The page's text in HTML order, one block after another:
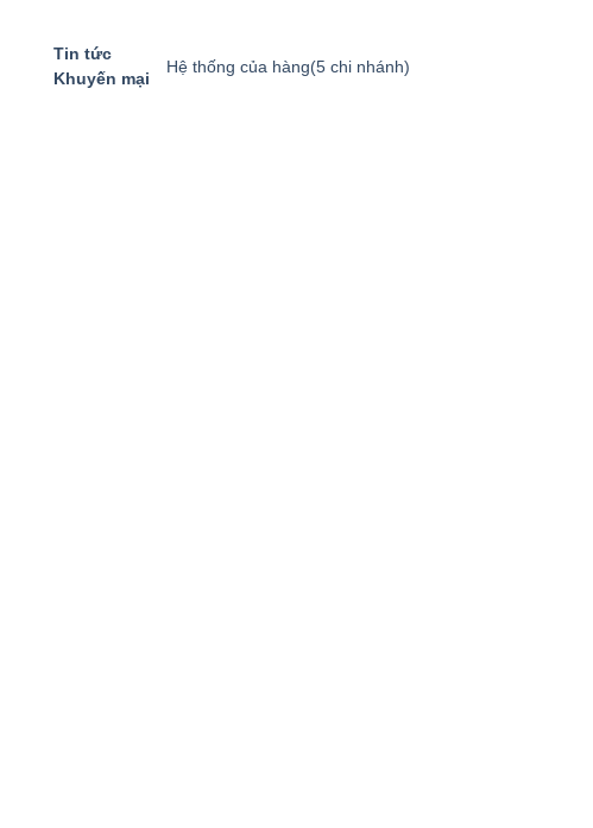
Tin tức
Khuyến mại
Hệ thống của hàng(5 chi nhánh)